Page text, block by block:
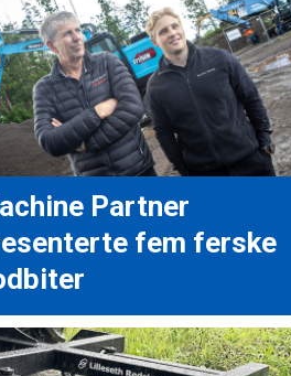
Partner
fem ferske